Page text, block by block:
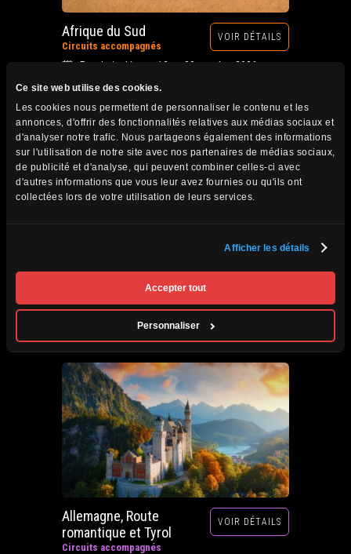
Ce site web utilise des cookies.
Les cookies nous permettent de personnaliser le contenu et les
annonces, d'offrir des fonctionnalités relatives aux médias sociaux et
d'analyser notre trafic. Nous partageons également des informations
sur l'utilisation de notre site avec nos partenaires de médias sociaux,
de publicité et d'analyse, qui peuvent combiner celles-ci avec
d'autres informations que vous leur avez fournies ou qu'ils ont
collectées lors de votre utilisation de leurs services.
Afficher les détails
Accepter tout
Personnaliser
Afrique du Sud
Circuits accompagnés
VOIR DÉTAILS
Prochain départ : 12 au 28 octobre 2026
Allemagne, Route
romantique et Tyrol
Circuits accompagnés
VOIR DÉTAILS